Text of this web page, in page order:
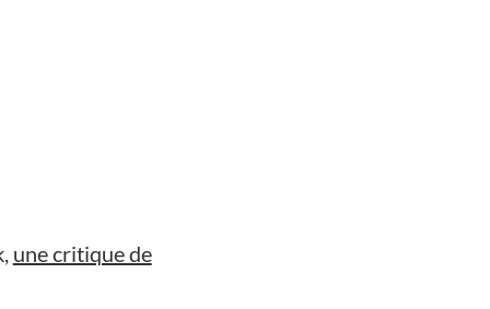
une critique de